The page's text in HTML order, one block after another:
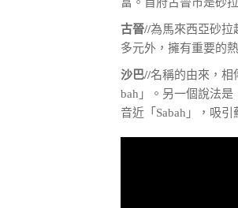
古晉//為馬來西亞砂拉
多元外，擁有重要的
沙巴//名稱的由來，相
bah」。另一個說法
音近「Sabah」，吸